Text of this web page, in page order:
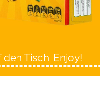
Tisch. Enjoy!